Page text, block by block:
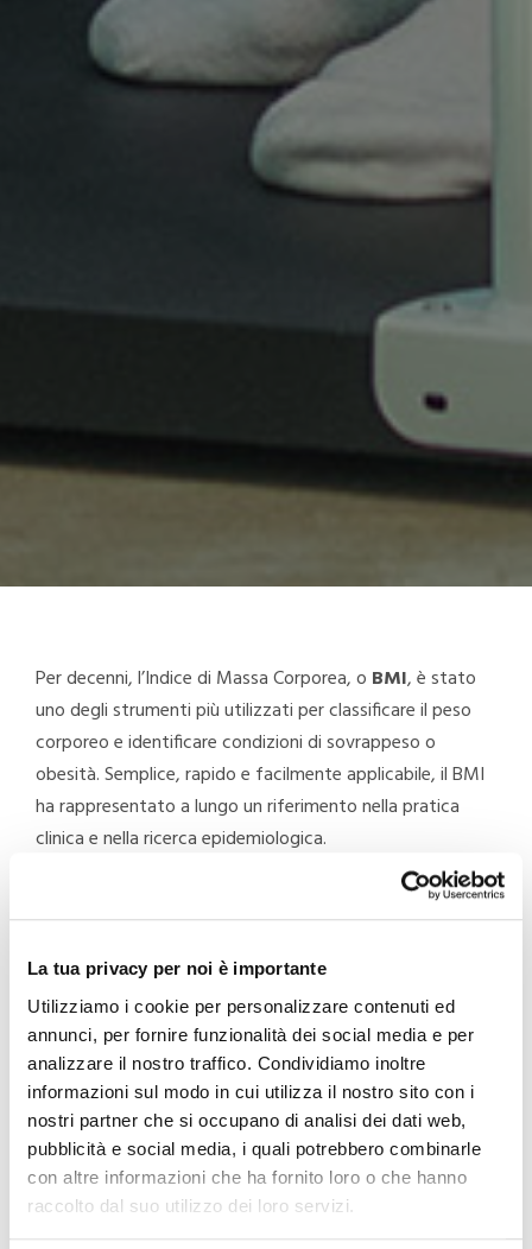
La tua privacy per noi è importante
Utilizziamo i cookie per personalizzare contenuti ed
annunci, per fornire funzionalità dei social media e per
analizzare il nostro traffico. Condividiamo inoltre
informazioni sul modo in cui utilizza il nostro sito con i
nostri partner che si occupano di analisi dei dati web,
pubblicità e social media, i quali potrebbero combinarle
con altre informazioni che ha fornito loro o che hanno
raccolto dal suo utilizzo dei loro servizi.
Per decenni, l’Indice di Massa Corporea, o BMI, è stato
uno degli strumenti più utilizzati per classificare il peso
corporeo e identificare condizioni di sovrappeso o
obesità. Semplice, rapido e facilmente applicabile, il BMI
ha rappresentato a lungo un riferimento nella pratica
clinica e nella ricerca epidemiologica.
Oggi, però, il dibattito scientifico sta evidenziando con
sempre maggiore forza i limiti di questo indicatore
quando viene utilizzato come unico criterio di
valutazione.
Nel 2025, la Commissione diThe Lancet Diabetes &
Endocrinology, nel report “Definition and diagnostic
criteria of clinical obesity”, ha proposto un nuovo
framework per definire e diagnosticare l’obesità,
invitando a superare la dipendenza esclusiva dal BMI e ad
adottare un approccio più completo, capace di